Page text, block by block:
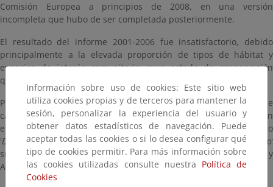
Comisión Europea a principios de 2008, en una versión
incompleta que hubo de ser completada posteriormente.
El resultado del informe 2001-2006 fue insatisfactorio, debido
principalmente a la elevada proporción de tipos de hábitat y
especies de interés comunitario cuyo estado de conservación
quedó clasificado en la categoría
Por lo que respecta a los tipos de hábitat, menos de un 1% se
catalogó en estado de conservación‘Favorable’, estando un 13% en
estado de conservación‘Desfavorable’ y un 87% de ellos como
'Desconocido'. Por región biogeográfica, la categoría‘Desconocido’
superó el 95% en las regiones biogeográficas Mediterránea y
Atlántica, y alcanzó el 100% en las regiones marinas
Información sobre uso de cookies: Este sitio web
utiliza cookies propias y de terceros para mantener la
sesión, personalizar la experiencia del usuario y
obtener datos estadísticos de navegación. Puede
aceptar todas las cookies o si lo desea configurar qué
tipo de cookies permitir. Para más información sobre
las cookies utilizadas consulte nuestra Política de
Cookies